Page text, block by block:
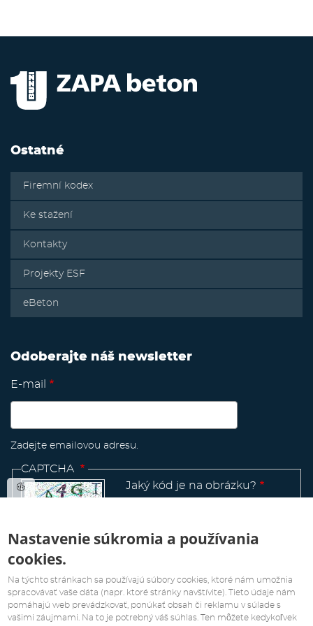
Ostatné
Firemní kodex
Ke stažení
Kontakty
Projekty ESF
eBeton
Odoberajte náš newsletter
E-mail
Zadejte emailovou adresu.
CAPTCHA
Jaký kód je na obrázku?
existing
Nastavenie súkromia a používania
cookies.
Na týchto stránkach sa používajú súbory cookies, ktoré nám umožnia
spracovávať vaše dáta (napr. ktoré stránky navštívite). Tieto údaje nám
pomáhajú web prevádzkovať, ponúkať obsah či reklamu v súlade s
vašimi záujmami. Na to je potrebný váš súhlas. Ten môžete kedykoľvek